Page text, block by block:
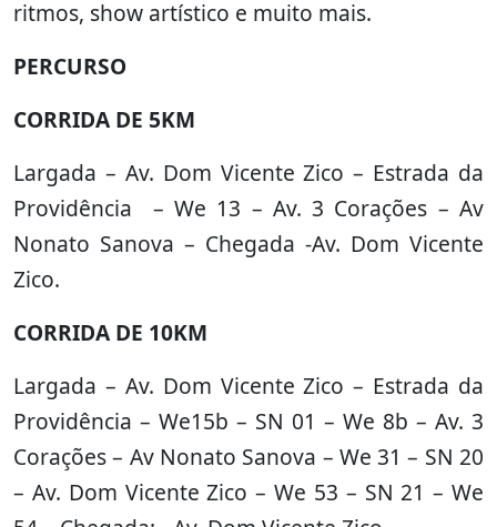
ritmos, show artístico e muito mais.
PERCURSO
CORRIDA DE 5KM
Largada – Av. Dom Vicente Zico – Estrada da
Providência – We 13 – Av. 3 Corações – Av
Nonato Sanova – Chegada -Av. Dom Vicente
Zico.
CORRIDA DE 10KM
Largada – Av. Dom Vicente Zico – Estrada da
Providência – We15b – SN 01 – We 8b – Av. 3
Corações – Av Nonato Sanova – We 31 – SN 20
– Av. Dom Vicente Zico – We 53 – SN 21 – We